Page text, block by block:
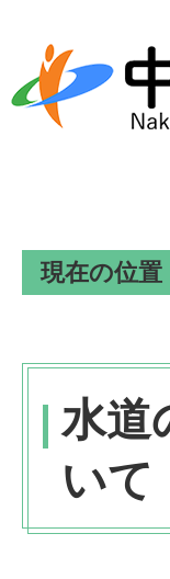
現在の位置
水道
いて